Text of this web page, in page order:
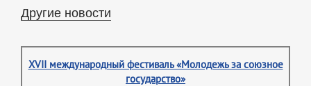
Другие новости
XVII международный фестиваль «Молодежь за союзное
государство»